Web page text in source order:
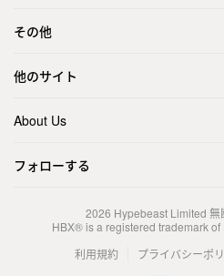
その他
他のサイト
About Us
フォローする
2026 Hypebeast Limited 無
HBX® is a registered trademark
利用規約
プライバシーポ